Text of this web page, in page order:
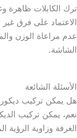
ترك الكابلات ظاهرة
الاعتماد على فرق
عدم مراعاة الوزن
الشاشة.
الأسئلة الشائعة
هل يمكن تركيب
نعم، يمكن تركيب
الغرفة وزاوية الرؤية